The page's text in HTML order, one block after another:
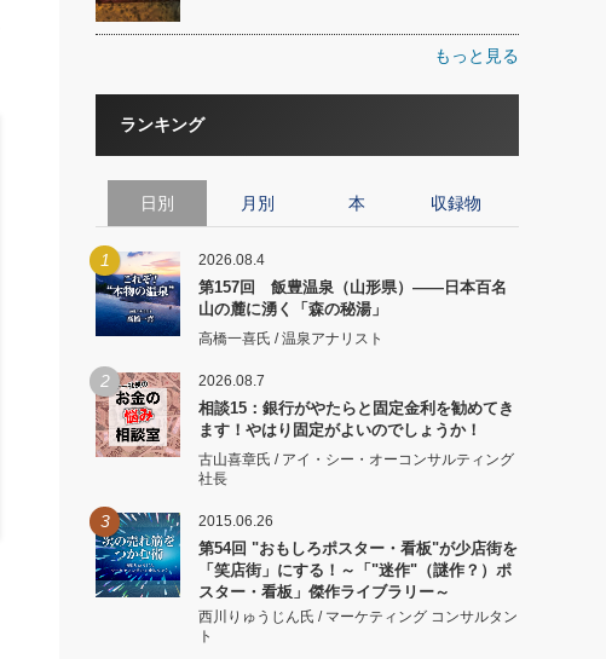
もっと見る
ランキング
日別 月別 本 収録物
1 2026.08.4
第157回 飯豊温泉（山形県）――日本百名
山の麓に湧く「森の秘湯」
高橋一喜氏 / 温泉アナリスト
2 2026.08.7
相談15：銀行がやたらと固定金利を勧めてき
ます！やはり固定がよいのでしょうか！
古山喜章氏 / アイ・シー・オーコンサルティング
社長
3 2015.06.26
第54回 "おもしろポスター・看板"が少店街を
「笑店街」にする！～「"迷作"（謎作？）ポ
スター・看板」傑作ライブラリー～
西川りゅうじん氏 / マーケティング コンサルタン
ト